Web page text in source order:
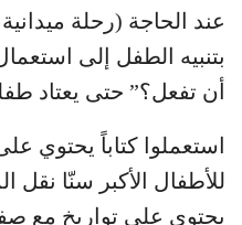
عند الحاجة (رحلة
بتنبيه الطفل إلى
أن تفعل؟” حتى يعتاد
استعملوا كتاباً يحتوي
للأطفال الأكبر سنّا نقل
يحتوي على تواريخ مع